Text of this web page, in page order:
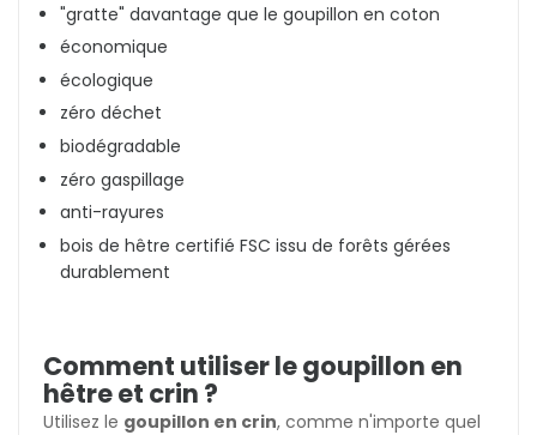
"gratte" davantage que le goupillon en coton
économique
écologique
zéro déchet
biodégradable
zéro gaspillage
anti-rayures
bois de hêtre certifié FSC issu de forêts gérées
durablement
Comment utiliser le goupillon en
hêtre et crin ?
Utilisez le goupillon en crin, comme n'importe quel